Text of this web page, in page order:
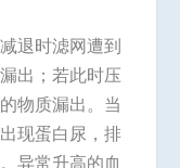
退时滤网遭到
出；若此时压
物质漏出。当
现蛋白尿，排
异常升高的血